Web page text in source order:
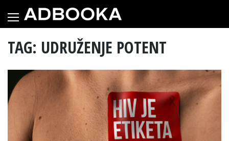
content
TAG: UDRUŽENJE POTENT